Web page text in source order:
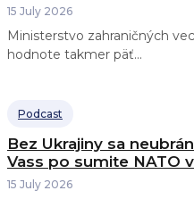
15 July 2026
Ministerstvo zahraničných
hodnote takmer päť...
Podcast
Bez Ukrajiny sa
Vass po sumite NATO
15 July 2026